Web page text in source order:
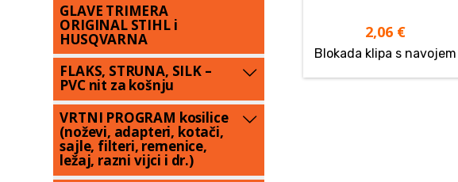
2,06 €
Blokada klipa s navojem
GLAVE TRIMERA
ORIGINAL STIHL i
HUSQVARNA
FLAKS, STRUNA, SILK –
PVC nit za košnju
VRTNI PROGRAM kosilice
(noževi, adapteri, kotači,
sajle, filteri, remenice,
ležaj, razni vijci i dr.)